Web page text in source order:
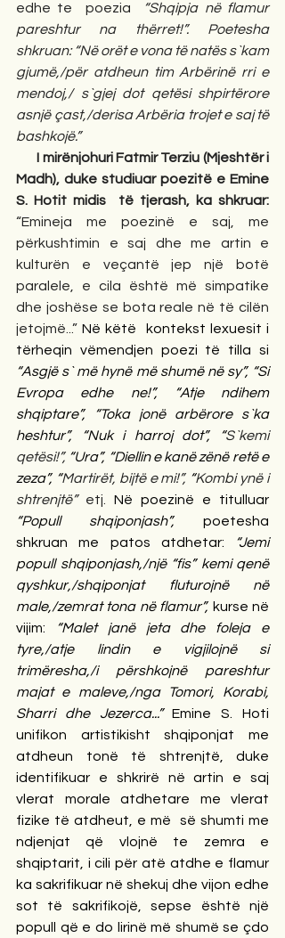
edhe te  poezia “Shqipja në flamur
pareshtur na thërret!”. Poetesha
shkruan: “Në orët e vona të natës s`kam
gjumë,/për atdheun tim Arbërinë rri e
mendoj,/ s`gjej dot qetësi shpirtërore
asnjë çast,/derisa Arbëria trojet e saj të
bashkojë.”
I mirënjohuri Fatmir Terziu (Mjeshtër i
Madh), duke studiuar poezitë e Emine
S. Hotit midis  të tjerash, ka shkruar:
“Emineja me poezinë e saj, me
përkushtimin e saj dhe me artin e
kulturën e veçantë jep një botë
paralele, e cila është më simpatike
dhe joshëse se bota reale në të cilën
jetojmë...” Në këtë  kontekst lexuesit i
“Asgjë s` më hynë më shumë në sy”, “Si
Evropa edhe ne!”, “Atje ndihem
shqiptare”, “Toka jonë arbërore s`ka
heshtur”, “Nuk i harroj dot”, “S`kemi
qetësi!”, “Ura”, “Diellin e kanë zënë retë e
zeza”, “Martirët, bijtë e mi!”, “Kombi ynë i
shtrenjtë” etj.
“Popull shqiponjash”, poetesha
shkruan me patos atdhetar:
“Jemi
popull shqiponjash,/një “fis” kemi qenë
qyshkur,/shqiponjat fluturojnë në
male,/zemrat tona në flamur”, kurse në
vijim: “Malet janë jeta dhe foleja e
tyre,/atje lindin e vigjilojnë si
trimëresha,/i përshkojnë pareshtur
majat e maleve,/nga Tomori, Korabi,
Sharri dhe Jezerca...” Emine S. Hoti
unifikon artistikisht shqiponjat me
atdheun tonë të shtrenjtë, duke
identifikuar e shkrirë në artin e saj
vlerat morale atdhetare me vlerat
fizike të atdheut, e më  së shumti me
ndjenjat që vlojnë te zemra e
shqiptarit, i cili për atë atdhe e flamur
ka sakrifikuar në shekuj dhe vijon edhe
sot të sakrifikojë, sepse është një
popull që e do lirinë më shumë se çdo